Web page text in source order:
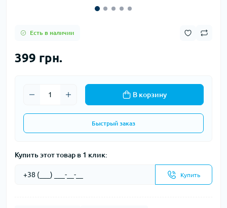
Есть в наличии
399 грн.
В корзину
Быстрый заказ
Купить этот товар в 1 клик:
Купить